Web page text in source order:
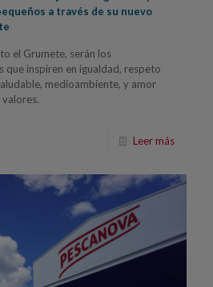
a través de su nuevo
el Grumete, serán los
que inspiren en igualdad, respeto
medioambiente, y amor
Leer más